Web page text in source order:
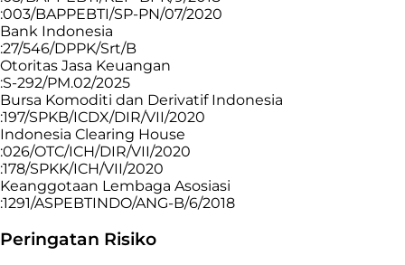
:003/BAPPEBTI/SP-PN/07/2020
Bank Indonesia
:27/546/DPPK/Srt/B
Otoritas Jasa Keuangan
:S-292/PM.02/2025
Bursa Komoditi dan Derivatif Indonesia
:197/SPKB/ICDX/DIR/VII/2020
Indonesia Clearing House
:026/OTC/ICH/DIR/VII/2020
:178/SPKK/ICH/VII/2020
Keanggotaan Lembaga Asosiasi
:1291/ASPEBTINDO/ANG-B/6/2018
Peringatan Risiko